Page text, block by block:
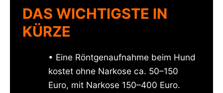
DAS WICHTIGSTE IN
KÜRZE
• Eine Röntgenaufnahme beim Hund
kostet ohne Narkose ca. 50–150
Euro, mit Narkose 150–400 Euro.